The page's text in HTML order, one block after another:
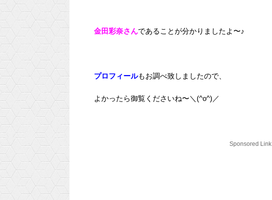
金田彩奈さんであることが分かりましたよ〜♪
プロフィールもお調べ致しましたので、
よかったら御覧くださいね〜＼(^o^)／
Sponsored Link